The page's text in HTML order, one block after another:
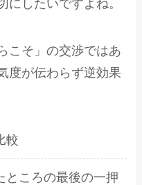
にしたいですよね。
こそ」の交渉ではあ
度が伝わらず逆効果
較
ところの最後の一押